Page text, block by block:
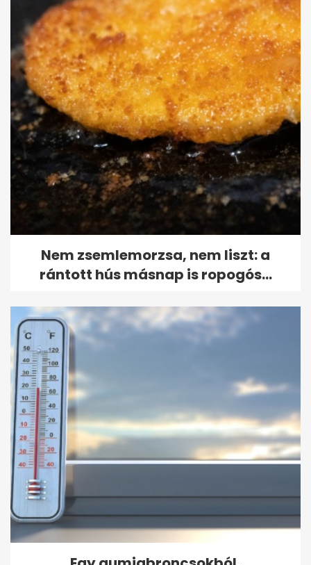
Nem zsemlemorzsa, nem liszt: a
rántott hús másnap is ropogós...